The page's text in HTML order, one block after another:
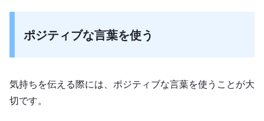
ポジティブな言葉を使う
気持ちを伝える際には、ポジティブな言葉を使うことが大
切です。